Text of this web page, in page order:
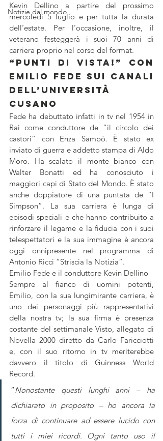
Notizie dal mondo
Kevin Dellino a partire del prossimo
mercoledì 5 luglio e per tutta la durata
dell’estate. Per l’occasione, inoltre, il
veterano festeggerà i suoi 70 anni di
carriera proprio nel corso del format.
“Punti di Vista!” Con
Emilio Fede sui canali
dell’università
Cusano
Fede ha debuttato infatti in tv nel 1954 in
Rai come conduttore de “il circolo dei
castori” con Enza Sampò. È stato ex
inviato di guerra e addetto stampa di Aldo
Moro. Ha scalato il monte bianco con
Walter Bonatti ed ha conosciuto i
maggiori capi di Stato del Mondo. È stato
anche doppiatore di una puntata de “I
Simpson”. La sua carriera è lunga di
episodi speciali e che hanno contribuito a
rinforzare il legame e la fiducia con i suoi
telespettatori e la sua immagine è ancora
oggi onnipresente nel programma di
Antonio Ricci “Striscia la Notizia”.
Emilio Fede e il conduttore Kevin Dellino
Sempre al fianco di uomini potenti,
Emilio, con la sua lungimirante carriera, è
uno dei personaggi più rappresentativi
della nostra tv; la sua firma è presenza
costante del settimanale Visto, allegato di
Novella 2000 diretto da Carlo Faricciotti
e, con il suo ritorno in tv meriterebbe
davvero il titolo di Guinness World
Record.
“Nonostante questi lunghi anni – ha
dichiarato in proposito – ho ancora la
forza di continuare ad essere lucido con
tutti i miei ricordi. Ogni tanto uso il